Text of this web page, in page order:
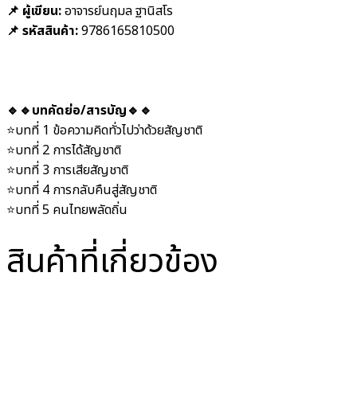
📌 ผู้เขียน:อาจารย์นฤมล ฐานิสโร
📌 รหัสสินค้า:9786165810500
🔹🔹บทคัดย่อ/สารบัญ🔹🔹
⭐️บทที่ 1 ข้อความคิดทั่วไปว่าด้วยสัญชาติ
⭐️บทที่ 2 การได้สัญชาติ
⭐️บทที่ 3 การเสียสัญชาติ
⭐️บทที่ 4 การกลับคืนสู่สัญชาติ
⭐️บทที่ 5 คนไทยพลัดถิ่น
สินค้าที่เกี่ยวข้อง